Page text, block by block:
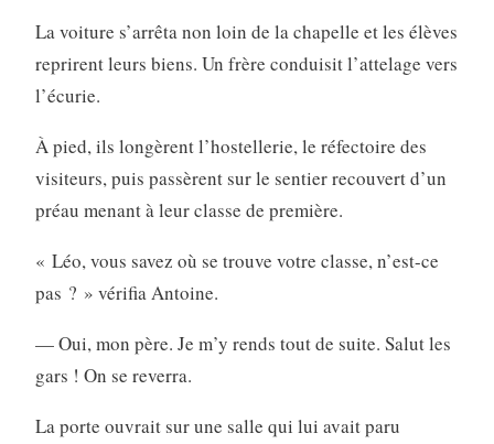
La voiture s’arrêta non loin de la chapelle et les élèves
reprirent leurs biens. Un frère conduisit l’attelage vers
l’écurie.
À pied, ils longèrent l’hostellerie, le réfectoire des
visiteurs, puis passèrent sur le sentier recouvert d’un
préau menant à leur classe de première.
« Léo, vous savez où se trouve votre classe, n’est-ce
pas ? » vérifia Antoine.
— Oui, mon père. Je m’y rends tout de suite. Salut les
gars ! On se reverra.
La porte ouvrait sur une salle qui lui avait paru